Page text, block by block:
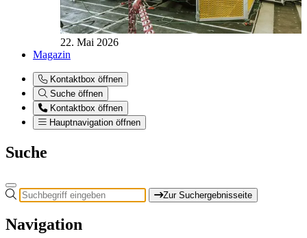
22. Mai 2026
Magazin
Kontaktbox öffnen
Suche öffnen
Kontaktbox öffnen
Hauptnavigation öffnen
Suche
Zur Suchergebnisseite
Navigation